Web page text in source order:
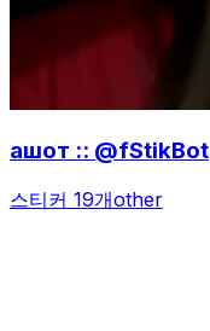
ашот :: @fStikBot
스티커 19개other